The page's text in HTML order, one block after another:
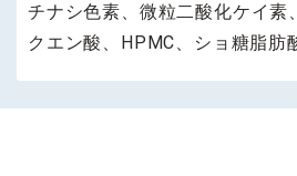
チナシ色素、微粒二酸化ケイ素
クエン酸、HPMC、ショ糖脂肪